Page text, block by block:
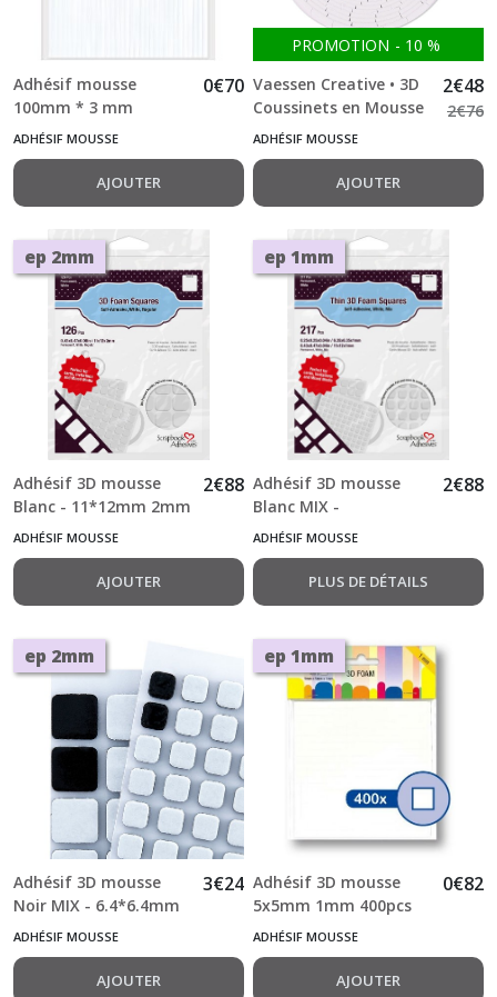
Adhésif mousse
100mm * 3 mm
Epaisseur : 2mm
0€70
ADHÉSIF MOUSSE
AJOUTER
PROMOTION - 10 %
Vaessen Creative • 3D
Coussinets en Mousse
19x12,7x2mm 250x
2€48
2€76
ADHÉSIF MOUSSE
AJOUTER
ep 2mm
Adhésif 3D mousse
Blanc - 11*12mm 2mm
126pcs
2€88
ADHÉSIF MOUSSE
AJOUTER
ep 1mm
Adhésif 3D mousse
Blanc MIX -
6.35*6.35mm 1mm et
11*12 mm *1mm
2€88
ADHÉSIF MOUSSE
PLUS DE DÉTAILS
ep 2mm
Adhésif 3D mousse
Noir MIX - 6.4*6.4mm
2mm et 11*12 mm
3€24
ADHÉSIF MOUSSE
AJOUTER
ep 1mm
Adhésif 3D mousse
5x5mm 1mm 400pcs
0€82
ADHÉSIF MOUSSE
AJOUTER